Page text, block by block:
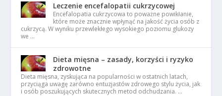
Leczenie encefalopatii cukrzycowej
Encefalopatia cukrzycowa to poważne powikłanie,
które może znacznie wpłynąć na jakość życia osób z
cukrzycą. W wyniku przewlekłego wysokiego poziomu glukozy
we …
Dieta mięsna – zasady, korzyści i ryzyko
zdrowotne
Dieta mięsna, zyskująca na popularności w ostatnich latach,
przyciąga uwagę zarówno entuzjastów zdrowego stylu życia, jak
i osób poszukujących skutecznych metod odchudzania. …